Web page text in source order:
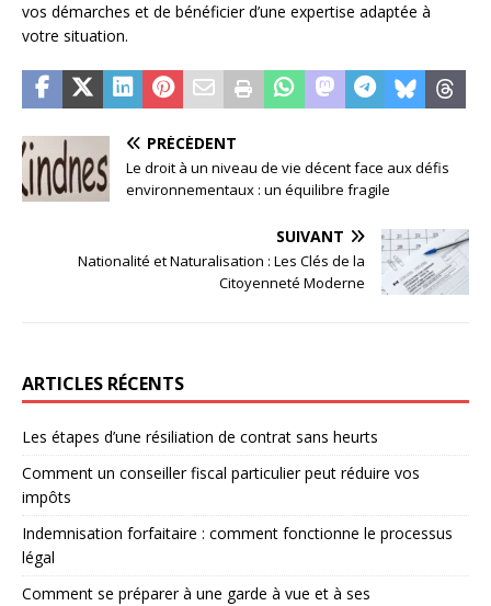
vos démarches et de bénéficier d’une expertise adaptée à
votre situation.
PRÉCÉDENT
Le droit à un niveau de vie décent face aux défis
environnementaux : un équilibre fragile
SUIVANT
Nationalité et Naturalisation : Les Clés de la
Citoyenneté Moderne
ARTICLES RÉCENTS
Les étapes d’une résiliation de contrat sans heurts
Comment un conseiller fiscal particulier peut réduire vos
impôts
Indemnisation forfaitaire : comment fonctionne le processus
légal
Comment se préparer à une garde à vue et à ses